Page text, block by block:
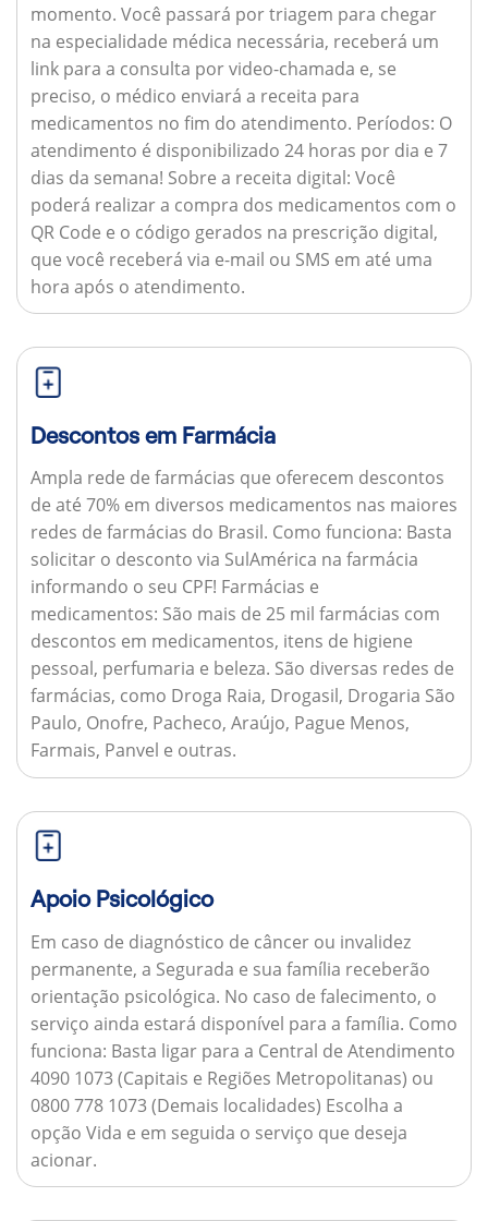
momento. Você passará por triagem para chegar
na especialidade médica necessária, receberá um
link para a consulta por video-chamada e, se
preciso, o médico enviará a receita para
medicamentos no fim do atendimento. Períodos: O
atendimento é disponibilizado 24 horas por dia e 7
dias da semana! Sobre a receita digital: Você
poderá realizar a compra dos medicamentos com o
QR Code e o código gerados na prescrição digital,
que você receberá via e-mail ou SMS em até uma
hora após o atendimento.
Descontos em Farmácia
Ampla rede de farmácias que oferecem descontos
de até 70% em diversos medicamentos nas maiores
redes de farmácias do Brasil. Como funciona: Basta
solicitar o desconto via SulAmérica na farmácia
informando o seu CPF! Farmácias e
medicamentos: São mais de 25 mil farmácias com
descontos em medicamentos, itens de higiene
pessoal, perfumaria e beleza. São diversas redes de
farmácias, como Droga Raia, Drogasil, Drogaria São
Paulo, Onofre, Pacheco, Araújo, Pague Menos,
Farmais, Panvel e outras.
Apoio Psicológico
Em caso de diagnóstico de câncer ou invalidez
permanente, a Segurada e sua família receberão
orientação psicológica. No caso de falecimento, o
serviço ainda estará disponível para a família. Como
funciona: Basta ligar para a Central de Atendimento
4090 1073 (Capitais e Regiões Metropolitanas) ou
0800 778 1073 (Demais localidades) Escolha a
opção Vida e em seguida o serviço que deseja
acionar.